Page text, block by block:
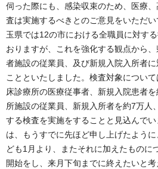
伺った際にも、感染収束のため、医療
査は実施するべきとのご意見をいただ
玉県では12の市における全職員に対す
おりますが、これを強化する観点から
者施設の従業員、及び新規入院入所者
ことといたしました。検査対象につい
床診療所の医療従事者、新規入院患者
所施設の従業員、新規入所者を約7万人
する検査を実施をすることと見込んで
は、もうすでに先ほど申し上げたよう
ども1月より、またそれに加えたものに
開始をし、来月下旬までに終えたいと考